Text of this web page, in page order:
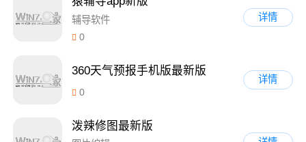
辅导软件
0
详情
360天气预报手机版最新版
0
详情
泼辣修图最新版